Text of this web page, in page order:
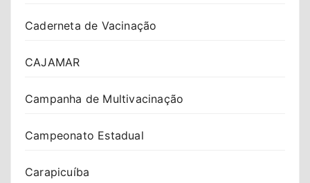
Caderneta de Vacinação
CAJAMAR
Campanha de Multivacinação
Campeonato Estadual
Carapicuíba